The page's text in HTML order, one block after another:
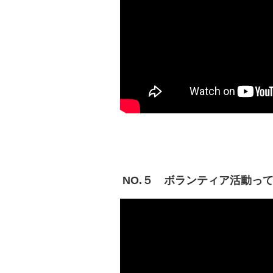
NO.５ ボランティア活動っ